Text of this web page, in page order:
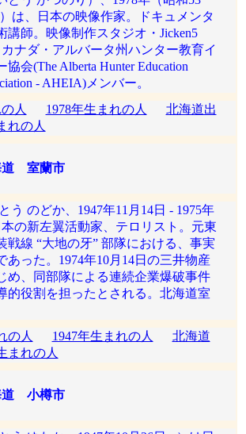
は、日本の映像作家。ドキュメンタ
講師。映像制作スタジオ・Jicken5
カナダ・アルバータ州ハンター教育イ
会(The Alberta Hunter Education
- AHEIA)メンバー。
人
1978年生まれの人
北海道出
れの人
室蘭市
う のどか、1947年11月14日 - 1975年
の新左翼活動家、テロリスト。元東
戦線 “大地の牙” 部隊における、事実
あった。1974年10月14日の三井物産
め、同部隊による連続企業爆破事件
的役割を担ったとされる。北海道室
の人
1947年生まれの人
北海道
まれの人
小樽市